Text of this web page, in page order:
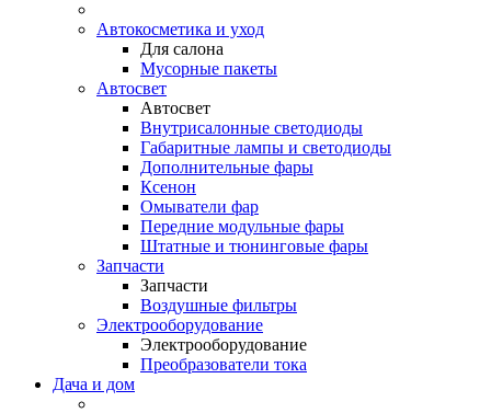
Автокосметика и уход
Для салона
Мусорные пакеты
Автосвет
Автосвет
Внутрисалонные светодиоды
Габаритные лампы и светодиоды
Дополнительные фары
Ксенон
Омыватели фар
Передние модульные фары
Штатные и тюнинговые фары
Запчасти
Запчасти
Воздушные фильтры
Электрооборудование
Электрооборудование
Преобразователи тока
Дача и дом